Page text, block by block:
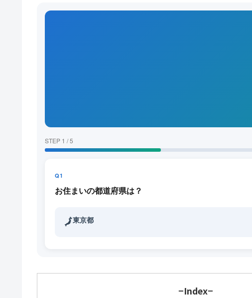
STEP 1 / 5
Q1
お住まいの都道府県は？
🗾東京都
−Index−